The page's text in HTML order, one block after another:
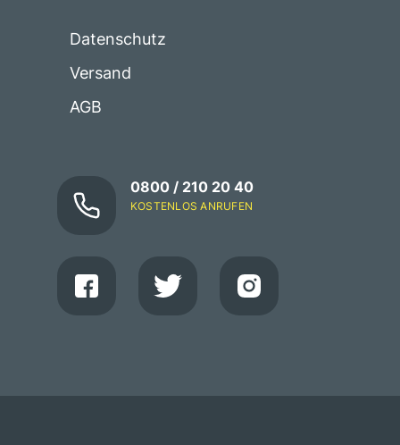
Datenschutz
Versand
AGB
0800 / 210 20 40
KOSTENLOS ANRUFEN